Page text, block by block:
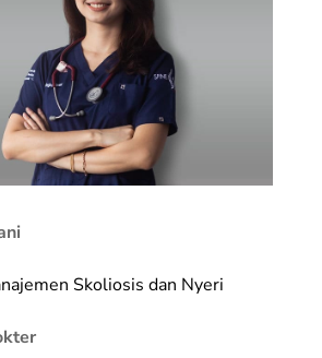
Skoliosis dan Nyeri